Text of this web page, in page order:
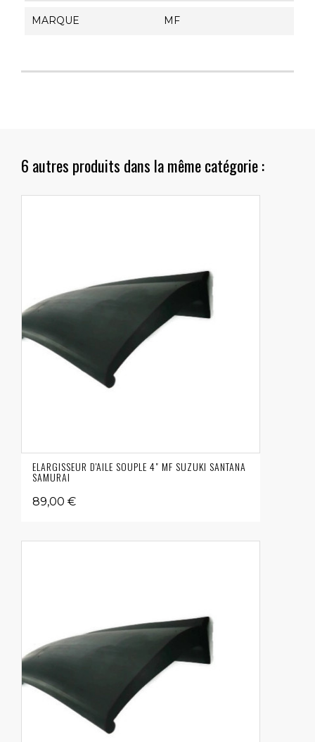
MARQUE MF
6 autres produits dans la même catégorie :
ELARGISSEUR D'AILE SOUPLE 4" MF SUZUKI SANTANA
SAMURAI
89,00 €